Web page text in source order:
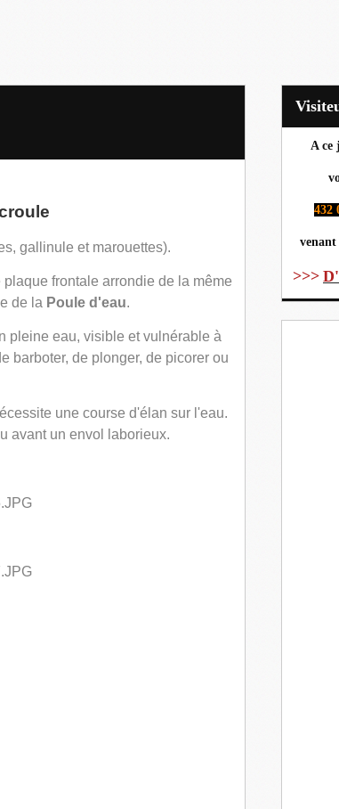
gallinule et marouettes).
frontale arrondie de la même
de la Poule d'eau.
pleine eau, visible et vulnérable à
barboter, de plonger, de picorer ou
une course d'élan sur l'eau.
avant un envol laborieux.
A ce
vous
432
>>>